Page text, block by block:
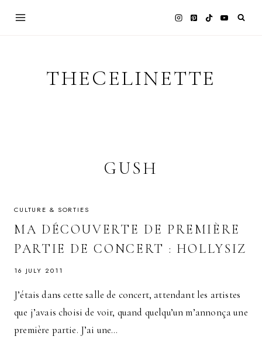
THECELINETTE
GUSH
CULTURE & SORTIES
MA DÉCOUVERTE DE PREMIÈRE
PARTIE DE CONCERT : HOLLYSIZ
16 JULY 2011
J’étais dans cette salle de concert, attendant les artistes
que j’avais choisi de voir, quand quelqu’un m’annonça une
première partie. J’ai une…